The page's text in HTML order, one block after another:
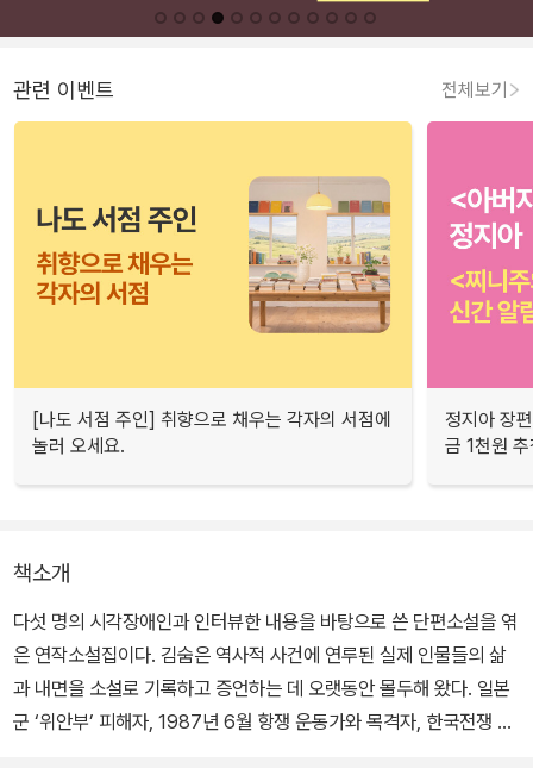
관련 이벤트 전체보기
[나도 서점 주인] 취향으로 채우는 각자의 서점에
놀러 오세요.
정지아 장
금 1천원
책소개
다섯 명의 시각장애인과 인터뷰한 내용을 바탕으로 쓴 단편소설을 엮
은 연작소설집이다. 김숨은 역사적 사건에 연루된 실제 인물들의 삶
과 내면을 소설로 기록하고 증언하는 데 오랫동안 몰두해 왔다. 일본
군 ‘위안부’ 피해자, 1987년 6월 항쟁 운동가와 목격자, 한국전쟁 생